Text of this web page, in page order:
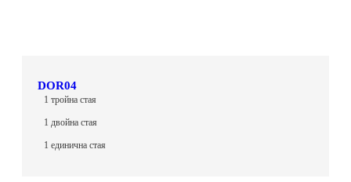
DOR04
1 тройна стая
1 двойна стая
1 единична стая